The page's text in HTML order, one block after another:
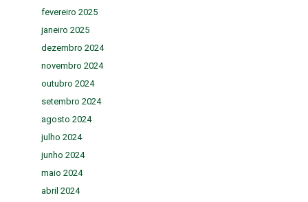
fevereiro 2025
janeiro 2025
dezembro 2024
novembro 2024
outubro 2024
setembro 2024
agosto 2024
julho 2024
junho 2024
maio 2024
abril 2024